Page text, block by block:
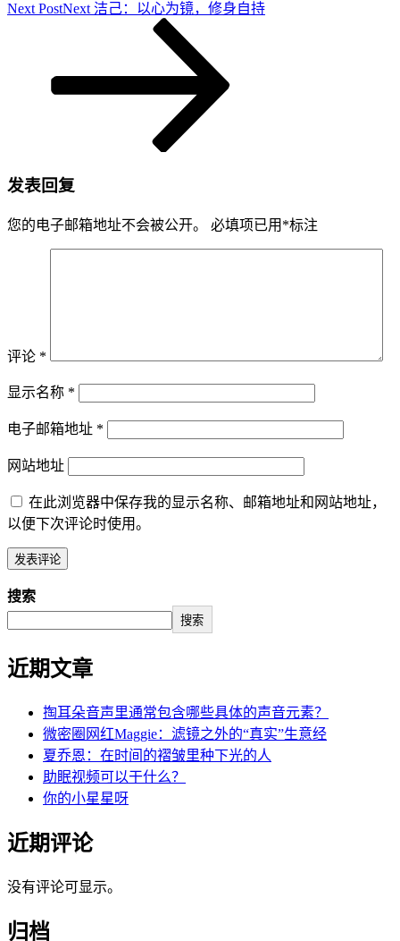
Next PostNext 洁己：以心为镜，修身自持
发表回复
您的电子邮箱地址不会被公开。 必填项已用 *标注
评论 *
显示名称 *
电子邮箱地址 *
网站地址
在此浏览器中保存我的显示名称、邮箱地址和网站地址，
以便下次评论时使用。
搜索
搜索
近期文章
掏耳朵音声里通常包含哪些具体的声音元素？
微密圈网红Maggie：滤镜之外的“真实”生意经
夏乔恩：在时间的褶皱里种下光的人
助眠视频可以干什么？
你的小星星呀
近期评论
没有评论可显示。
归档